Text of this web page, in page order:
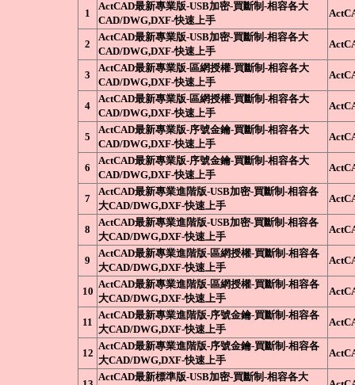
1
ActCAD最新專業版-USB加密-買斷制-相容各大
CAD/DWG,DXF-快速上手
2
ActCAD最新專業版-USB加密-買斷制-相容各大
CAD/DWG,DXF-快速上手
3
ActCAD最新專業版-區網授權-買斷制-相容各大
CAD/DWG,DXF-快速上手
4
ActCAD最新專業版-區網授權-買斷制-相容各大
CAD/DWG,DXF-快速上手
5
ActCAD最新專業版-序號金鑰-買斷制-相容各大
CAD/DWG,DXF-快速上手
6
ActCAD最新專業版-序號金鑰-買斷制-相容各大
CAD/DWG,DXF-快速上手
7
ActCAD最新專業進階版-USB加密-買斷制-相容各
大CAD/DWG,DXF-快速上手
8
ActCAD最新專業進階版-USB加密-買斷制-相容各
大CAD/DWG,DXF-快速上手
9
ActCAD最新專業進階版-區網授權-買斷制-相容各
大CAD/DWG,DXF-快速上手
10
ActCAD最新專業進階版-區網授權-買斷制-相容各
大CAD/DWG,DXF-快速上手
11
ActCAD最新專業進階版-序號金鑰-買斷制-相容各
大CAD/DWG,DXF-快速上手
12
ActCAD最新專業進階版-序號金鑰-買斷制-相容各
大CAD/DWG,DXF-快速上手
ActCAD最新標準版-USB加密-買斷制-相容各大